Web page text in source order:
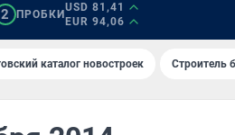
2 ПРОБКИ
USD 81,41
EUR 94,06
каталог новостроек Строитель